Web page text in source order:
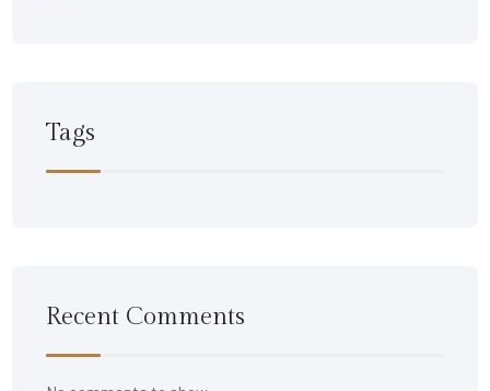
Tags
Recent Comments